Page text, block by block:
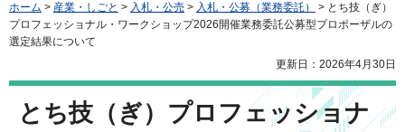
ホーム > 産業・しごと > 入札・公売 > 入札・公募（業務委託）
> とち技（ぎ）
プロフェッショナル・ワークショップ2026開催業務委託公募型プロポーザルの
選定結果について
更新日：2026年4月30日
とち技（ぎ）プロフェッショナ